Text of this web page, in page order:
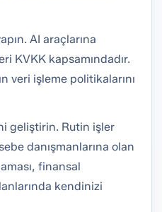
AI araçlarına
KVKK kapsamındadır.
veri işleme politikalarını
geliştirin. Rutin işler
danışmanlarına olan
finansal
kendinizi